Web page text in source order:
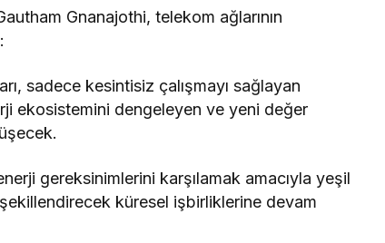
Gnanajothi, telekom ağlarının
sadece kesintisiz çalışmayı sağlayan
ekosistemini dengeleyen ve yeni değer
gereksinimlerini karşılamak amacıyla yeşil
küresel işbirliklerine devam